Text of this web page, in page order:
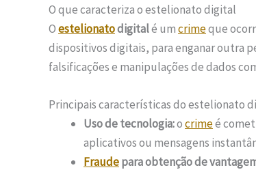
O que caracteriza o estelionato digital
Oestelionatodigitalé umcrimeque
dispositivos digitais, para enganar outra
falsificações e manipulações de dados
Principais características do estelionato
Uso de tecnologia:ocrimeé
aplicativos ou mensagens
Fraudepara obtenção de